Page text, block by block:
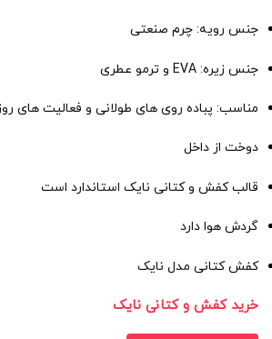
جنس رویه: چرم صنعتی
جنس زیره: EVA و ترمو عطری
مناسب: پباده روی های طولانی و فعالیت های
دوخت از داخل
قالب کفش و کتانی نایک استاندارد است
گردش هوا دارد
کفش کتانی مدل نایک
خرید کفش و کتانی نایک